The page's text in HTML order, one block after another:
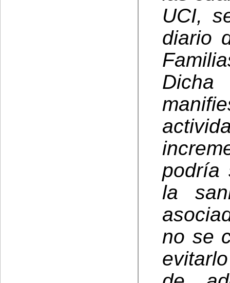
UCI,
diario
podría
la
no se